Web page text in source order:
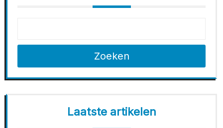
Zoeken
Laatste artikelen